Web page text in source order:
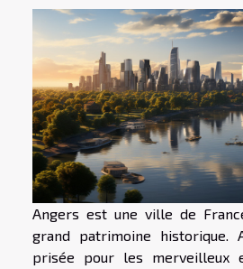
Angers est une ville de
grand patrimoine historique.
prisée pour les merveilleux